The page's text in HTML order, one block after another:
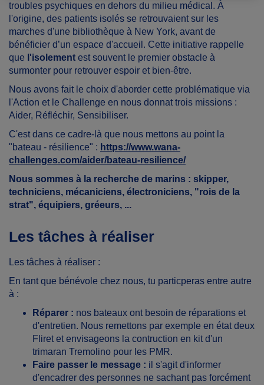
troubles psychiques en dehors du milieu médical. À
l'origine, des patients isolés se retrouvaient sur les
marches d'une bibliothèque à New York, avant de
bénéficier d’un espace d'accueil. Cette initiative rappelle
que l'isolement est souvent le premier obstacle à
surmonter pour retrouver espoir et bien-être.
Nous avons fait le choix d'aborder cette problématique via
l'Action et le Challenge en nous donnat trois missions :
Aider, Réfléchir, Sensibiliser.
C'est dans ce cadre-là que nous mettons au point la
"bateau - résilience" : https://www.wana-
challenges.com/aider/bateau-resilience/
Nous sommes à la recherche de marins : skipper,
techniciens, mécaniciens, électroniciens, "rois de la
strat", équipiers, gréeurs, ...
Les tâches à réaliser
Les tâches à réaliser :
En tant que bénévole chez nous, tu particperas entre autre
à :
Réparer : nos bateaux ont besoin de réparations et
d'entretien. Nous remettons par exemple en état deux
Fliret et envisageons la contruction en kit d'un
trimaran Tremolino pour les PMR.
Faire passer le message : il s'agit d'informer
d'encadrer des personnes ne sachant pas forcément